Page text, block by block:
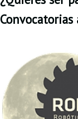
Proyecto de grado
Reingreso
Retiro voluntario
Transferencia
Tarifas